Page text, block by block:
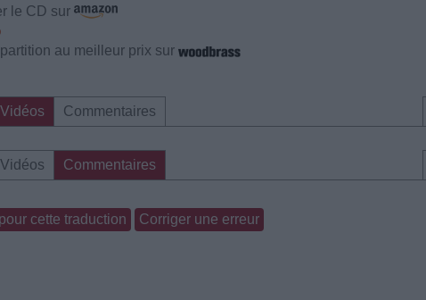
le CD sur
au meilleur prix sur
Vidéos Commentaires
Vidéos Commentaires
cette traduction Corriger une erreur